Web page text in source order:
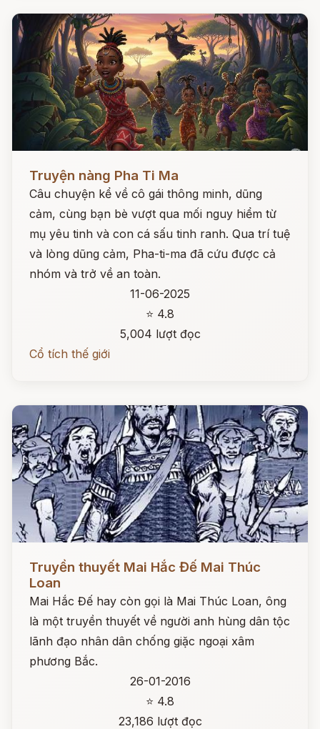
Truyện nàng Pha Ti Ma
Câu chuyện kể về cô gái thông minh, dũng
cảm, cùng bạn bè vượt qua mối nguy hiểm từ
mụ yêu tinh và con cá sấu tinh ranh. Qua trí tuệ
và lòng dũng cảm, Pha-ti-ma đã cứu được cả
nhóm và trở về an toàn.
11-06-2025
⭐ 4.8
5,004 lượt đọc
Cổ tích thế giới
Đọc ngay
Truyền thuyết Mai Hắc Đế Mai Thúc
Loan
Mai Hắc Đế hay còn gọi là Mai Thúc Loan, ông
là một truyền thuyết về người anh hùng dân tộc
lãnh đạo nhân dân chống giặc ngoại xâm
phương Bắc.
26-01-2016
⭐ 4.8
23,186 lượt đọc